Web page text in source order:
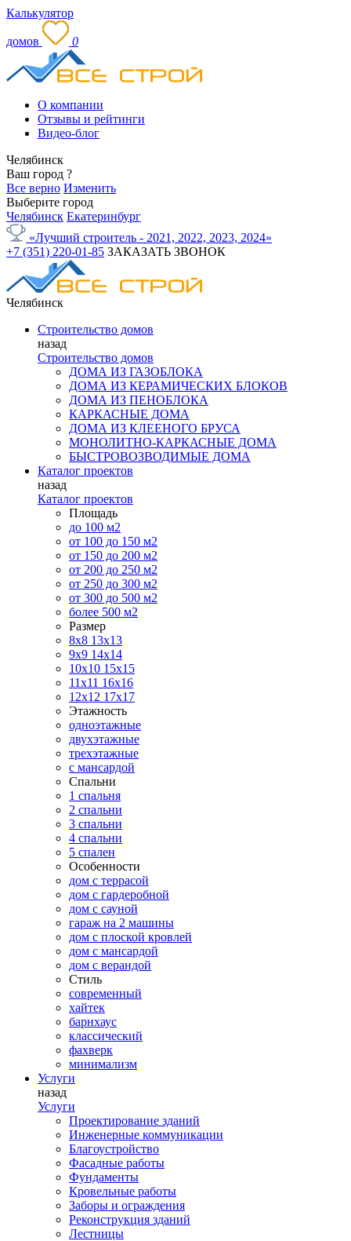
Калькулятор
домов 0
О компании
Отзывы и рейтинги
Видео-блог
Челябинск
Ваш город ?
Все верно Изменить
Выберите город
Челябинск Екатеринбург
«Лучший строитель - 2021, 2022, 2023, 2024»
+7 (351) 220-01-85 ЗАКАЗАТЬ ЗВОНОК
Челябинск
Строительство домов
назад
Строительство домов
ДОМА ИЗ ГАЗОБЛОКА
ДОМА ИЗ КЕРАМИЧЕСКИХ БЛОКОВ
ДОМА ИЗ ПЕНОБЛОКА
КАРКАСНЫЕ ДОМА
ДОМА ИЗ КЛЕЕНОГО БРУСА
МОНОЛИТНО-КАРКАСНЫЕ ДОМА
БЫСТРОВОЗВОДИМЫЕ ДОМА
Каталог проектов
назад
Каталог проектов
Площадь
до 100 м2
от 100 до 150 м2
от 150 до 200 м2
от 200 до 250 м2
от 250 до 300 м2
от 300 до 500 м2
более 500 м2
Размер
8х8 13х13
9х9 14х14
10х10 15х15
11x11 16х16
12х12 17х17
Этажность
одноэтажные
двухэтажные
трехэтажные
с мансардой
Спальни
1 спальня
2 спальни
3 спальни
4 спальни
5 спален
Особенности
дом с террасой
дом с гардеробной
дом с сауной
гараж на 2 машины
дом с плоской кровлей
дом с мансардой
дом с верандой
Стиль
современный
хайтек
барнхаус
классический
фахверк
минимализм
Услуги
назад
Услуги
Проектирование зданий
Инженерные коммуникации
Благоустройство
Фасадные работы
Фундаменты
Кровельные работы
Заборы и ограждения
Реконструкция зданий
Лестницы